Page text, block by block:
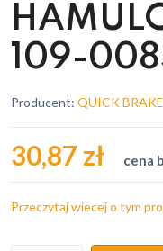
109-
Producent: QUICK BRAKE
30,87 zł cena
Przeczytaj wiecej o tym